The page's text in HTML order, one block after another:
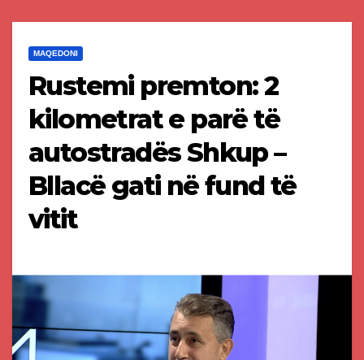
MAQEDONI
Rustemi premton: 2
kilometrat e parë të
autostradës Shkup –
Bllacë gati në fund të
vitit